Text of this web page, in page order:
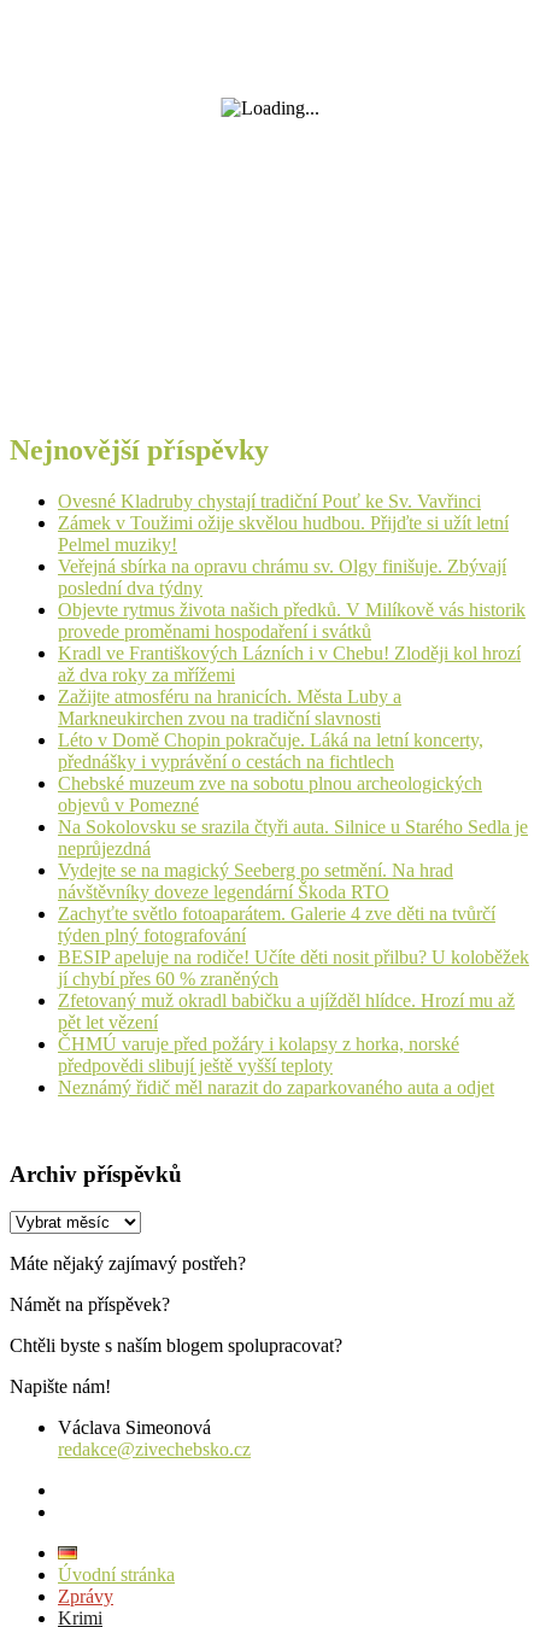
Nejnovější příspěvky
Ovesné Kladruby chystají tradiční Pouť ke Sv. Vavřinci
Zámek v Toužimi ožije skvělou hudbou. Přijďte si užít letní
Pelmel muziky!
Veřejná sbírka na opravu chrámu sv. Olgy finišuje. Zbývají
poslední dva týdny
Objevte rytmus života našich předků. V Milíkově vás historik
provede proměnami hospodaření i svátků
Kradl ve Františkových Lázních i v Chebu! Zloději kol hrozí
až dva roky za mřížemi
Zažijte atmosféru na hranicích. Města Luby a
Markneukirchen zvou na tradiční slavnosti
Léto v Domě Chopin pokračuje. Láká na letní koncerty,
přednášky i vyprávění o cestách na fichtlech
Chebské muzeum zve na sobotu plnou archeologických
objevů v Pomezné
Na Sokolovsku se srazila čtyři auta. Silnice u Starého Sedla je
neprůjezdná
Vydejte se na magický Seeberg po setmění. Na hrad
návštěvníky doveze legendární Škoda RTO
Zachyťte světlo fotoaparátem. Galerie 4 zve děti na tvůrčí
týden plný fotografování
BESIP apeluje na rodiče! Učíte děti nosit přilbu? U koloběžek
jí chybí přes 60 % zraněných
Zfetovaný muž okradl babičku a ujížděl hlídce. Hrozí mu až
pět let vězení
ČHMÚ varuje před požáry i kolapsy z horka, norské
předpovědi slibují ještě vyšší teploty
Neznámý řidič měl narazit do zaparkovaného auta a odjet
Archiv příspěvků
Archiv
Máte nějaký zajímavý postřeh?
Námět na příspěvek?
Chtěli byste s naším blogem spolupracovat?
Napište nám!
Václava Simeonová
redakce@zivechebsko.cz
Úvodní stránka
Zprávy
Krimi